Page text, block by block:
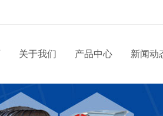
关于我们 产品中心 新闻动